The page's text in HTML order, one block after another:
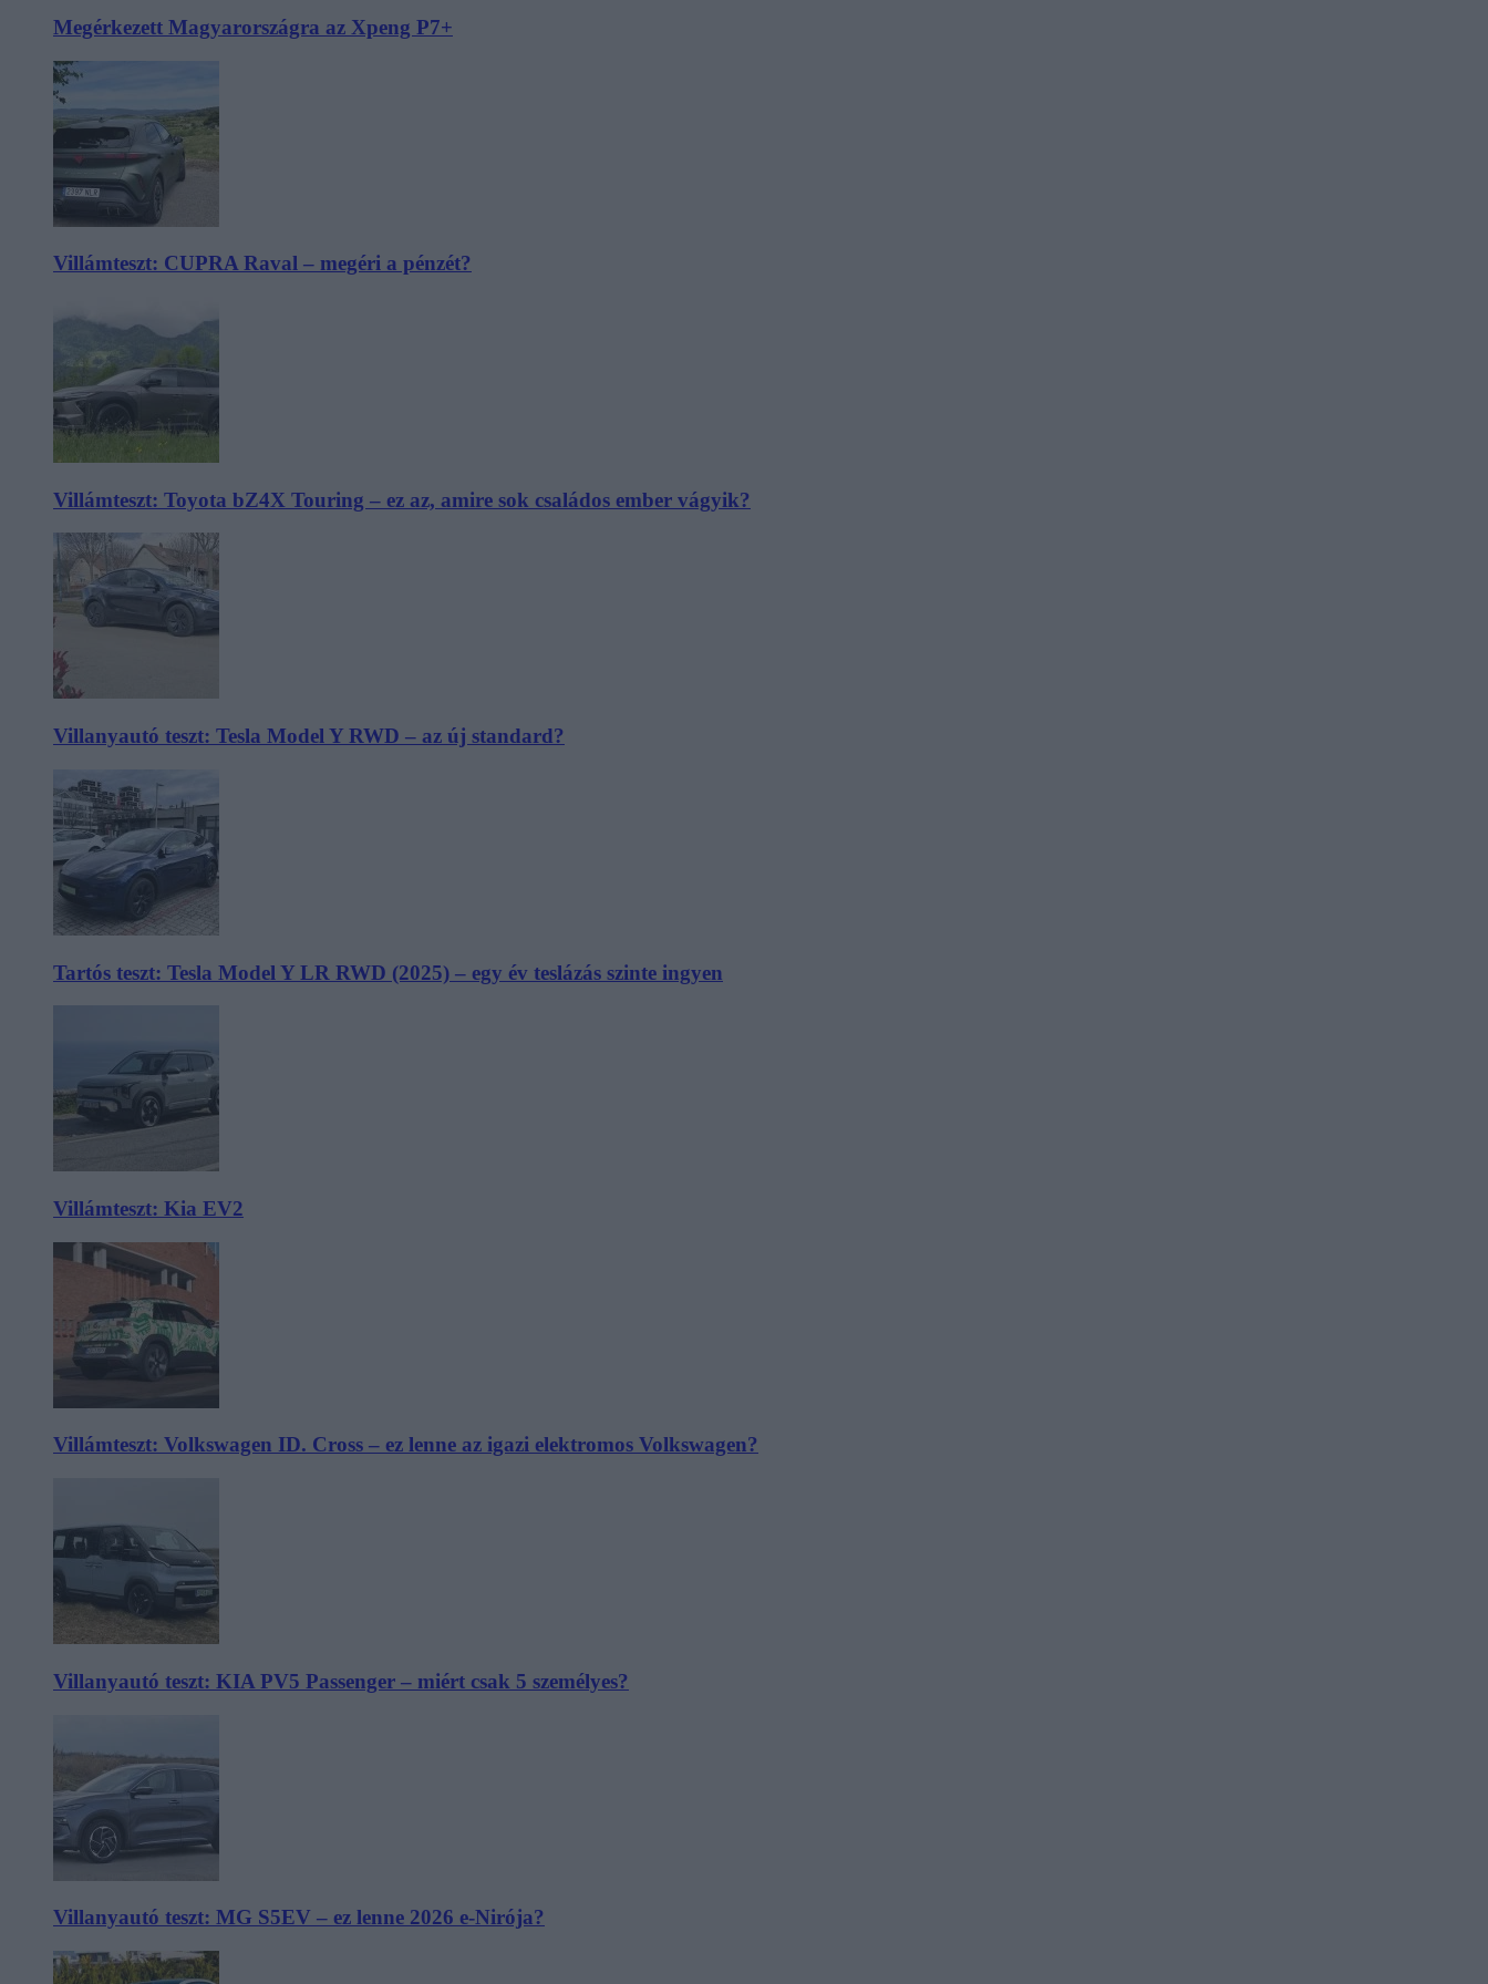
Megérkezett Magyarországra az Xpeng P7+
Villámteszt: CUPRA Raval – megéri a pénzét?
Villámteszt: Toyota bZ4X Touring – ez az, amire sok családos ember vágyik?
Villanyautó teszt: Tesla Model Y RWD – az új standard?
Tartós teszt: Tesla Model Y LR RWD (2025) – egy év teslázás szinte ingyen
Villámteszt: Kia EV2
Villámteszt: Volkswagen ID. Cross – ez lenne az igazi elektromos Volkswagen?
Villanyautó teszt: KIA PV5 Passenger – miért csak 5 személyes?
Villanyautó teszt: MG S5EV – ez lenne 2026 e-Nirója?